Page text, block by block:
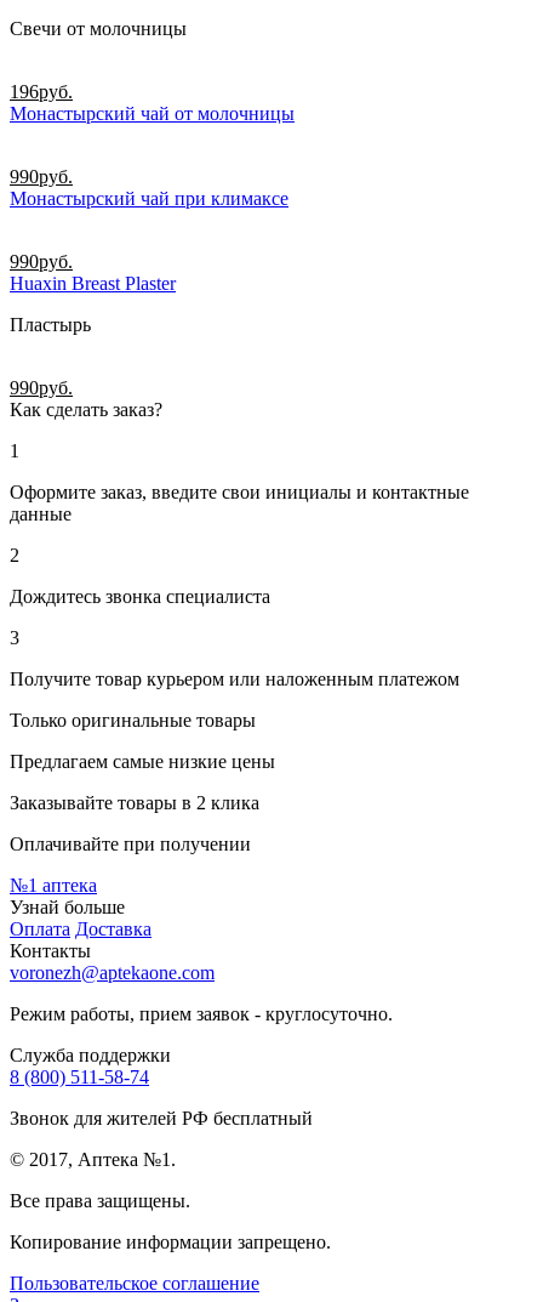
Свечи от молочницы
196руб.
Монастырский чай от молочницы
990руб.
Монастырский чай при климаксе
990руб.
Huaxin Breast Plaster
Пластырь
990руб.
Как сделать заказ?
1
Оформите заказ, введите свои инициалы и контактные
данные
2
Дождитесь звонка специалиста
3
Получите товар курьером или наложенным платежом
Только оригинальные товары
Предлагаем самые низкие цены
Заказывайте товары в 2 клика
Оплачивайте при получении
№1 аптека
Узнай больше
Оплата Доставка
Контакты
voronezh@aptekaone.com
Режим работы, прием заявок - круглосуточно.
Служба поддержки
8 (800) 511-58-74
Звонок для жителей РФ бесплатный
© 2017, Аптека №1.
Все права защищены.
Копирование информации запрещено.
Пользовательское соглашение